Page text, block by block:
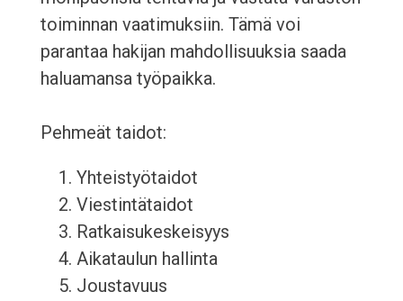
toiminnan vaatimuksiin. Tämä voi
parantaa hakijan mahdollisuuksia saada
haluamansa työpaikka.
Pehmeät taidot:
Yhteistyötaidot
Viestintätaidot
Ratkaisukeskeisyys
Aikataulun hallinta
Joustavuus